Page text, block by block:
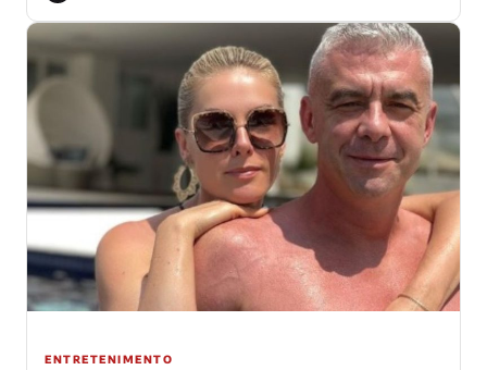
ENTRETENIMENTO